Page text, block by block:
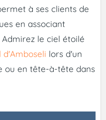
à ses clients de
en associant
Admirez le ciel étoilé
lors d'un
ou en tête-à-tête dans